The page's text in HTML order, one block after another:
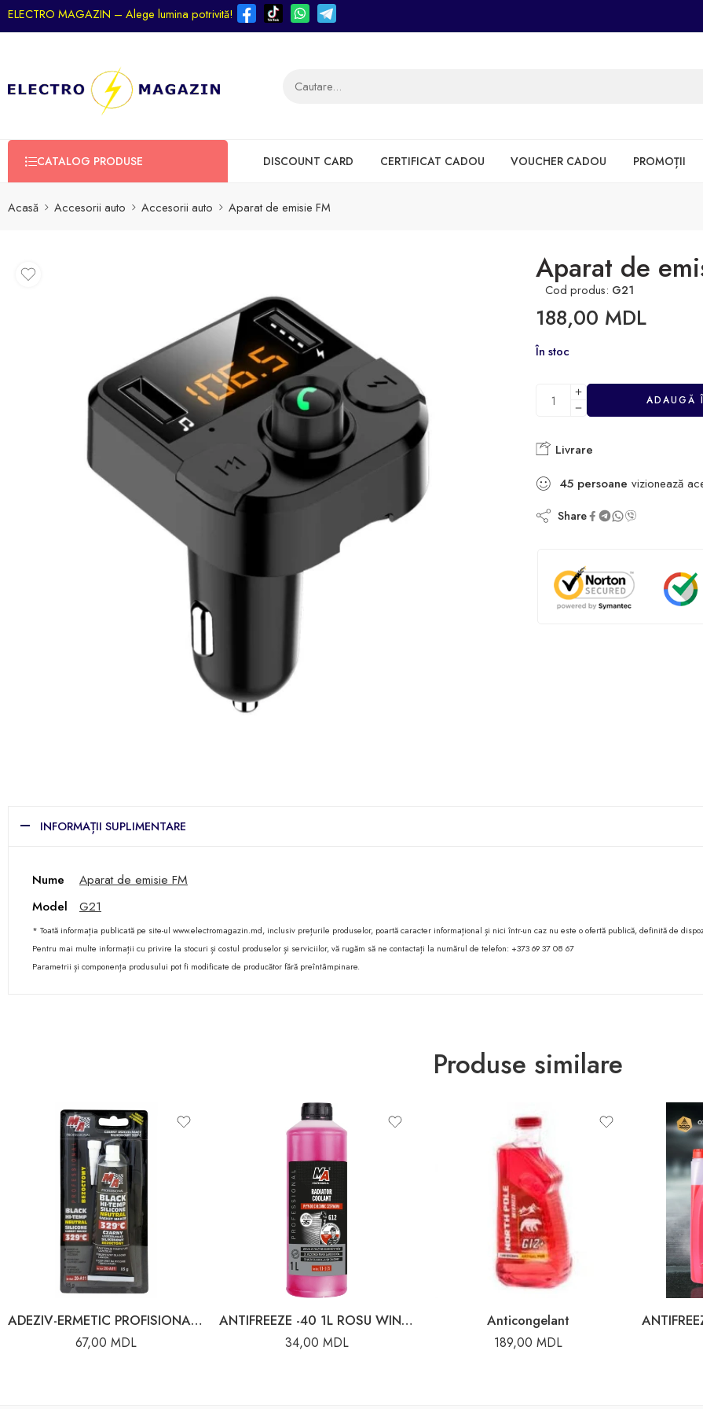
ELECTRO MAGAZIN – Alege lumina potrivită!
CATALOG PRODUSE DISCOUNT CARD CERTIFICAT CADOU VOUCHER CADOU PROMOȚII
Acasă Accesorii auto Accesorii auto Aparat de emisie FM
Aparat de
Cod produs: G21
188,00 MDL
În stoc
ADAUGĂ
Livrare
45 persoane vizionează
Share
INFORMAȚII SUPLIMENTARE
Nume
Aparat de emisie FM
Model
G21
* Toată informația publicată pe site-ul www.electromagazin.md, inclusiv prețurile produselor, poartă caracter informațional și nici într-un caz nu este o ofertă publică, definită de
Pentru mai multe informații cu privire la stocuri și costul produselor și serviciilor, vă rugăm să ne contactați la numărul de telefon: +373 69 37 08 67
Parametrii și componența produsului pot fi modificate de producător fără preîntâmpinare.
Produse similare
ADEZIV-ERMETIC PROFISIONAL GERMETIC HI-TEMP 85G
67,00 MDL
ANTIFREEZE -40 1L ROSU WINSO
34,00 MDL
Anticongelant
189,00 MDL